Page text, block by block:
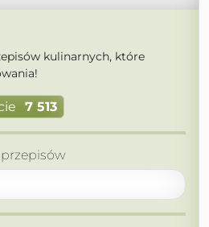
kulinarnych, które
7 513